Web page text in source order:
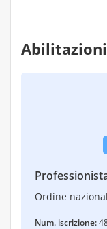
Abilitazioni
Ordine
Num. iscrizione: